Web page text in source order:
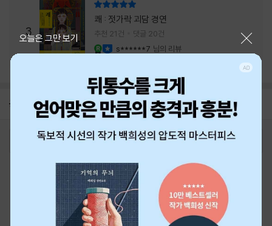
3
쾌 : 젓가락 괴담 경연
추천 21건 댓글 20건
s******7 님의 리뷰
공지 26년 NBCI 수상 안내
2026-08-01
오늘은 그만 보기
로그인 최근 본 상품 주문/배송
고객센터 1544-3800 티켓 1544-6399
중고샵 1566-4295
eBook 1:1문의/채팅상담
예스이십사(주) 사업자 정보
이용약관
개인정보처리방침
청소년보호정책